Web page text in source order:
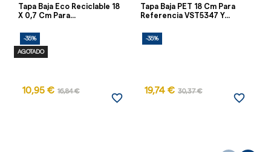
Tapa Baja Eco Reciclable 18
X 0,7 Cm Para...
-35%
AGOTADO
10,95 € 16,84 €
favorite_border
Tapa Baja PET 18 Cm Para
Referencia VST5347 Y...
-35%
19,74 € 30,37 €
favorite_border